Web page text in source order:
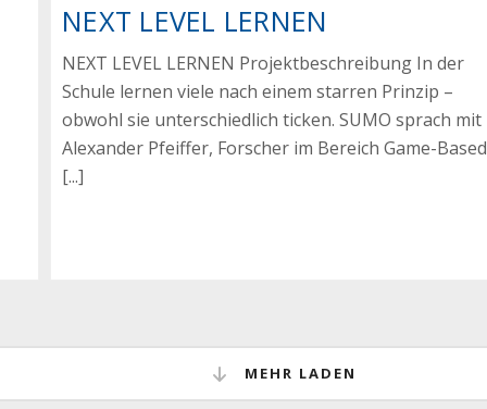
NEXT LEVEL LERNEN
NEXT LEVEL LERNEN Projektbeschreibung In der
Schule lernen viele nach einem starren Prinzip –
obwohl sie unterschiedlich ticken. SUMO sprach mit
Alexander Pfeiffer, Forscher im Bereich Game-Based
[...]
MEHR LADEN